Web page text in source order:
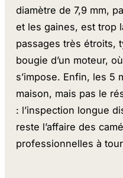
diamètre de 7,9 mm,
et les gaines, est trop
passages très étroits,
bougie d’un moteur,
s’impose. Enfin, les 5
maison, mais pas le
: l’inspection longue
reste l’affaire des
professionnelles à